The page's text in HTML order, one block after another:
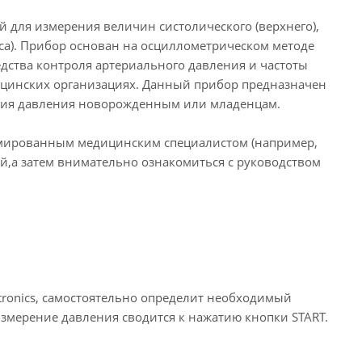
измерения величин систолического (верхнего),
Прибор основан на осциллометрическом методе
контроля артериального давления и частоты
организациях. Данный прибор предназначен
давления новорожденным или младенцам.
медицинским специалистом (например,
затем внимательно ознакомиться с руководством
самостоятельно определит необходимый
давления сводится к нажатию кнопки START.